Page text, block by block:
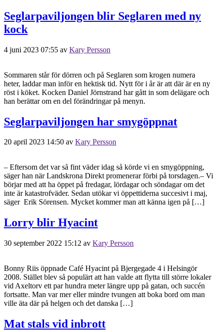
Seglarpaviljongen blir Seglaren med ny
kock
4 juni 2023 07:55 av Kary Persson
Sommaren står för dörren och på Seglaren som krogen numera
heter, laddar man inför en hektisk tid. Nytt för i år är att där är en ny
röst i köket. Kocken Daniel Jörnstrand har gått in som delägare och
han berättar om en del förändringar på menyn.
Seglarpaviljongen har smygöppnat
20 april 2023 14:50 av Kary Persson
– Eftersom det var så fint väder idag så körde vi en smygöppning,
säger han när Landskrona Direkt promenerar förbi på torsdagen.– Vi
börjar med att ha öppet på fredagar, lördagar och söndagar om det
inte är katastrofväder. Sedan utökar vi öppettiderna succesivt i maj,
säger Erik Sörensen. Mycket kommer man att känna igen på […]
Lorry blir Hyacint
30 september 2022 15:12 av Kary Persson
Bonny Riis öppnade Café Hyacint på Bjergegade 4 i Helsingör
2008. Stället blev så populärt att han valde att flytta till större lokaler
vid Axeltorv ett par hundra meter längre upp på gatan, och succén
fortsatte. Man var mer eller mindre tvungen att boka bord om man
ville äta där på helgen och det danska […]
Mat stals vid inbrott